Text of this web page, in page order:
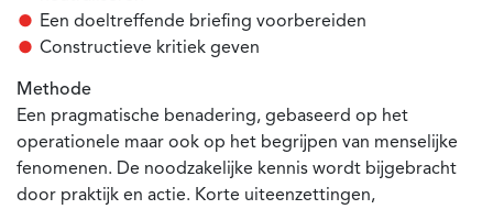
Een doeltreffende briefing voorbereiden
Constructieve kritiek geven
Methode
Een pragmatische benadering, gebaseerd op het
operationele maar ook op het begrijpen van menselijke
fenomenen. De noodzakelijke kennis wordt bijgebracht
door praktijk en actie. Korte uiteenzettingen,